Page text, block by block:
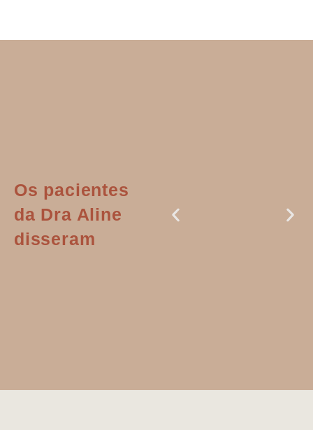
Os pacientes
da Dra Aline
disseram